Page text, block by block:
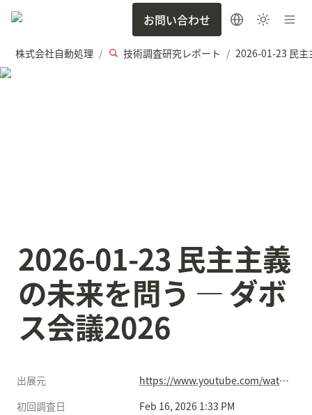
お問い合わせ
株式会社自動処理 / 技術調査研究レポート /
2026-01-23 民主主義
の未来を問う — ダボ
ス会議2026
出展元
https://www.youtube.com/watch?v=8zifV_fsSO0&list=PL7m903CwFUgmYkE5HorVe2w0R44argXEJ&index=14
初回調査日
Feb 16, 2026 1:33 PM